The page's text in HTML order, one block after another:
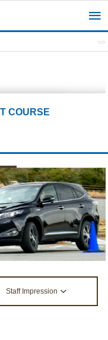
COURSE
Staff Impression